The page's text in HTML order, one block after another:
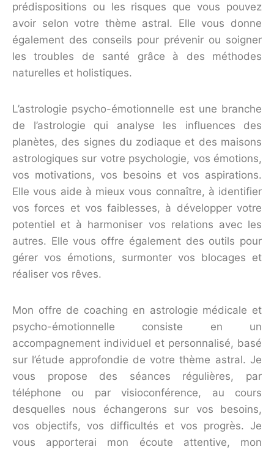
prédispositions ou les risques que vous pouvez
avoir selon votre thème astral. Elle vous donne
également des conseils pour prévenir ou soigner
les troubles de santé grâce à des méthodes
naturelles et holistiques.
L’astrologie psycho-émotionnelle est une branche
de l’astrologie qui analyse les influences des
planètes, des signes du zodiaque et des maisons
astrologiques sur votre psychologie, vos émotions,
vos motivations, vos besoins et vos aspirations.
Elle vous aide à mieux vous connaître, à identifier
vos forces et vos faiblesses, à développer votre
potentiel et à harmoniser vos relations avec les
autres. Elle vous offre également des outils pour
gérer vos émotions, surmonter vos blocages et
réaliser vos rêves.
Mon offre de coaching en astrologie médicale et
psycho-émotionnelle consiste en un
accompagnement individuel et personnalisé, basé
sur l’étude approfondie de votre thème astral. Je
vous propose des séances régulières, par
téléphone ou par visioconférence, au cours
desquelles nous échangerons sur vos besoins,
vos objectifs, vos difficultés et vos progrès. Je
vous apporterai mon écoute attentive, mon